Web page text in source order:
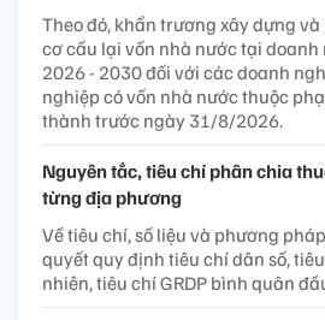
Theo đó, khẩn trương xây dựng và
cơ cấu lại vốn nhà nước tại
2026 - 2030 đối với các doanh
nghiệp có vốn nhà nước thuộc
thành trước ngày 31/8/2026.
Nguyên tắc, tiêu chí phân chia
từng địa phương
Về tiêu chí, số liệu và phương
quyết quy định tiêu chí dân số,
nhiên, tiêu chí GRDP bình quân